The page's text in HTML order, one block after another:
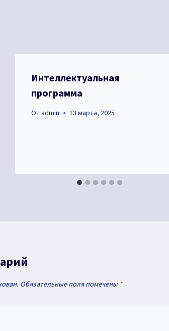
Интеллектуальная
программа
Отadmin 13 марта, 2025
Обязательные поля помечены *